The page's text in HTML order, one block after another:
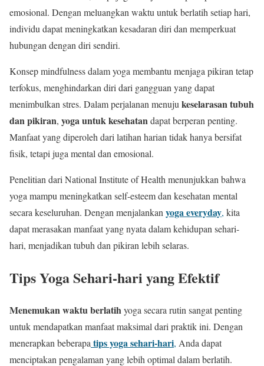
emosional. Dengan meluangkan waktu untuk berlatih setiap hari,
individu dapat meningkatkan kesadaran diri dan memperkuat
hubungan dengan diri sendiri.
Konsep mindfulness dalam yoga membantu menjaga pikiran tetap
terfokus, menghindarkan diri dari gangguan yang dapat
menimbulkan stres. Dalam perjalanan menuju keselarasan tubuh
dan pikiran, yoga untuk kesehatandapat berperan penting.
Manfaat yang diperoleh dari latihan harian tidak hanya bersifat
fisik, tetapi juga mental dan emosional.
Penelitian dari National Institute of Health menunjukkan bahwa
yoga mampu meningkatkan self-esteem dan kesehatan mental
secara keseluruhan. Dengan menjalankan yoga everyday, kita
dapat merasakan manfaat yang nyata dalam kehidupan sehari-
hari, menjadikan tubuh dan pikiran lebih selaras.
Tips Yoga Sehari-hari yang Efektif
Menemukan waktu berlatihyoga secara rutin sangat penting
untuk mendapatkan manfaat maksimal dari praktik ini. Dengan
menerapkan beberapa tips yoga sehari-hari, Anda dapat
menciptakan pengalaman yang lebih optimal dalam berlatih.